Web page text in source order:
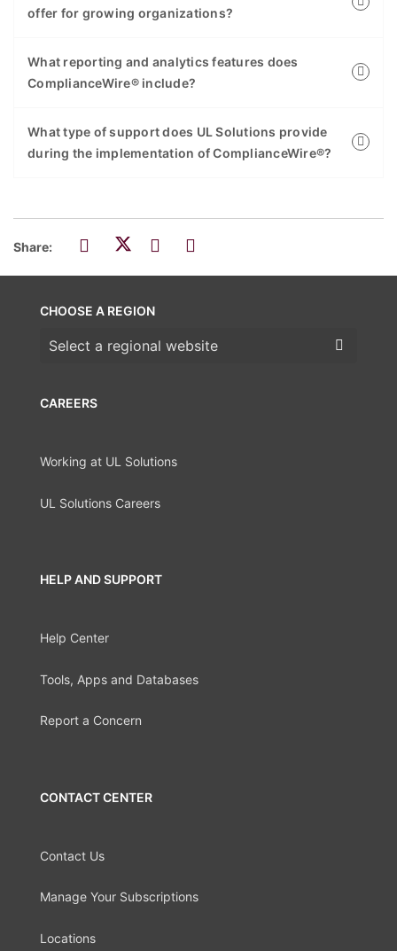
offer for growing organizations?
What reporting and analytics features does
ComplianceWire® include?
What type of support does UL Solutions provide
during the implementation of ComplianceWire®?
Share:
CAREERS
Working at UL Solutions
UL Solutions Careers
HELP AND SUPPORT
Help Center
Tools, Apps and Databases
Report a Concern
CONTACT CENTER
Contact Us
Manage Your Subscriptions
Locations
CHOOSE A REGION
Choose a region